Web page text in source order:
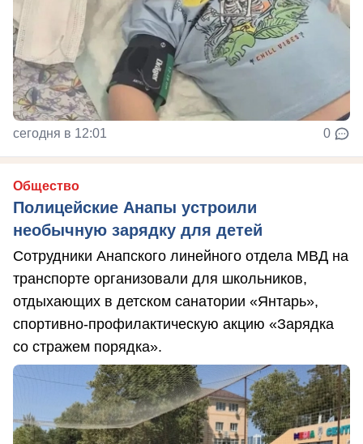
сегодня в 12:01 0
Общество
Полицейские Анапы устроили
необычную зарядку для детей
Сотрудники Анапского линейного отдела МВД на
транспорте организовали для школьников,
отдыхающих в детском санатории «Янтарь»,
спортивно-профилактическую акцию «Зарядка
со стражем порядка».